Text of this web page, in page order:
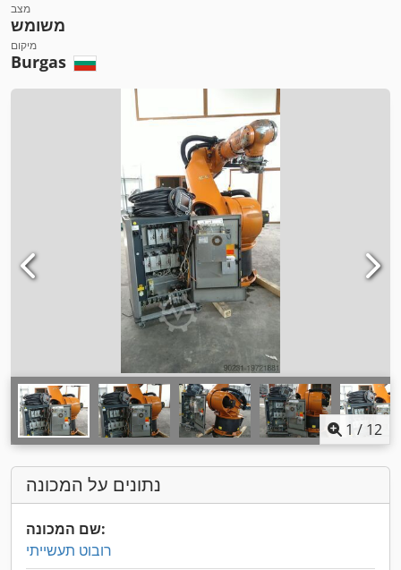
מצב
משומש
מיקום
Burgas
1 / 12
נתונים על המכונה
שם המכונה:
רובוט תעשייתי